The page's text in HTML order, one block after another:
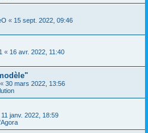
« 15 sept. 2022, 09:46
« 16 avr. 2022, 11:40
« 30 mars 2022, 13:56
11 janv. 2022, 18:59